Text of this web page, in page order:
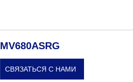
MV680ASRG
СВЯЗАТЬСЯ С НАМИ